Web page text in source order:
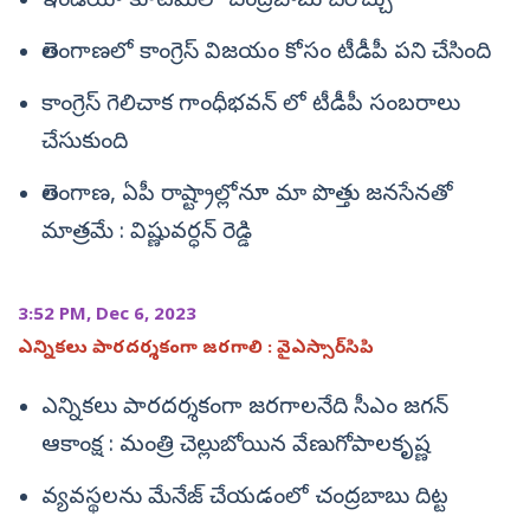
తెలంగాణలో కాంగ్రెస్ విజయం కోసం టీడీపీ పని చేసింది
కాంగ్రెస్ గెలిచాక గాంధీభవన్ లో టీడీపీ సంబరాలు
చేసుకుంది
తెలంగాణ, ఏపీ రాష్ట్రాల్లోనూ మా పొత్తు జనసేనతో
మాత్రమే : విష్ణువర్ధన్ రెడ్డి
3:52 PM, Dec 6, 2023
ఎన్నికలు పారదర్శకంగా జరగాలి : వైఎస్సార్‌సిపి
ఎన్నికలు పారదర్శకంగా జరగాలనేది సీఎం జగన్
ఆకాంక్ష : మంత్రి చెల్లుబోయిన వేణుగోపాలకృష్ణ
వ్యవస్థలను మేనేజ్ చేయడంలో చంద్రబాబు దిట్ట